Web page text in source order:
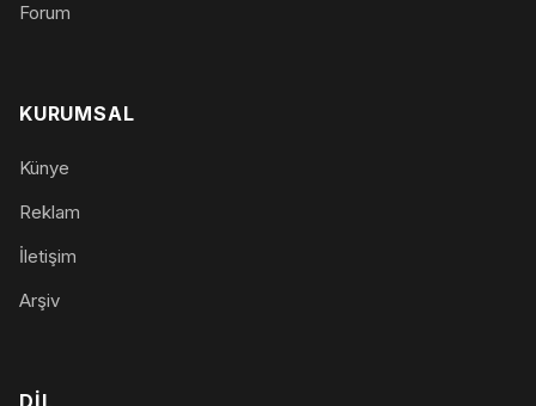
Forum
KURUMSAL
Künye
Reklam
İletişim
Arşiv